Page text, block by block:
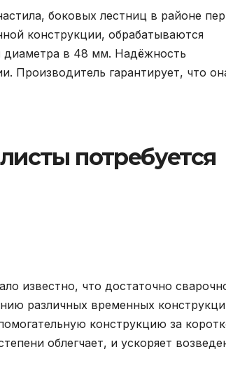
боковых лестниц в районе
конструкции, обрабатываются
в 48 мм. Надёжность
Производитель гарантирует, что
потребуется
известно, что достаточно
различных временных
конструкцию за
облегчает, и ускоряет